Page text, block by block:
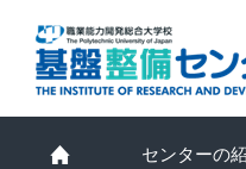
センターの